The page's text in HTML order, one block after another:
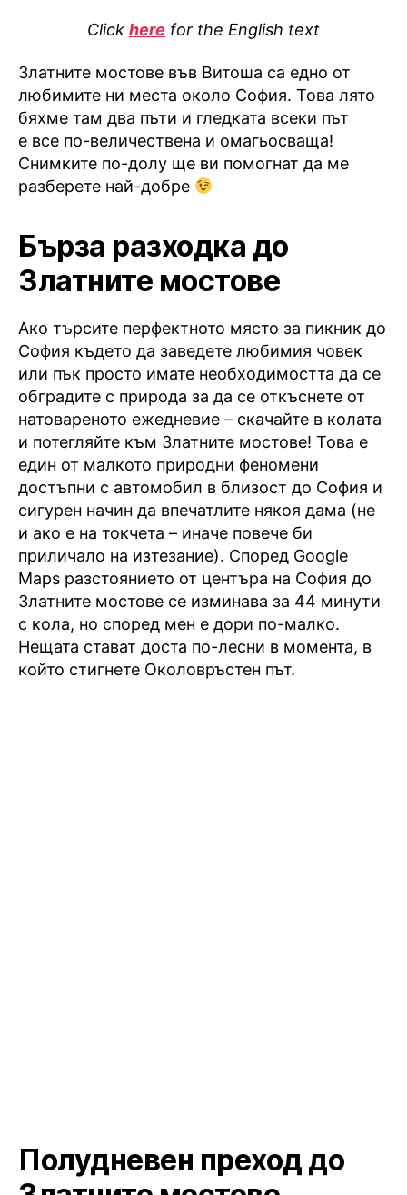
Click here for the English text
Златните мостове във Витоша са едно от
любимите ни места около София. Това лято
бяхме там два пъти и гледката всеки път
е все по-величествена и омагьосваща!
Снимките по-долу ще ви помогнат да ме
разберете най-добре
Бърза разходка до
Златните мостове
Ако търсите перфектното място за пикник до
София където да заведете любимия човек
или пък просто имате необходимостта да се
обградите с природа за да се откъснете от
натовареното ежедневие – скачайте в колата
и потегляйте към Златните мостове! Това е
един от малкото природни феномени
достъпни с автомобил в близост до София и
сигурен начин да впечатлите някоя дама (не
и ако е на токчета – иначе повече би
приличало на изтезание). Според Google
Maps разстоянието от центъра на София до
Златните мостове се изминава за 44 минути
с кола, но според мен е дори по-малко.
Нещата стават доста по-лесни в момента, в
който стигнете Околовръстен път.
Полудневен преход до